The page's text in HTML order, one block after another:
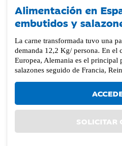
Alimentación en
embutidos y
La carne transformada tuvo una
demanda 12,2 Kg/ persona. En el
Europea, Alemania es el principal
salazones seguido de Francia,
SOLICITAR